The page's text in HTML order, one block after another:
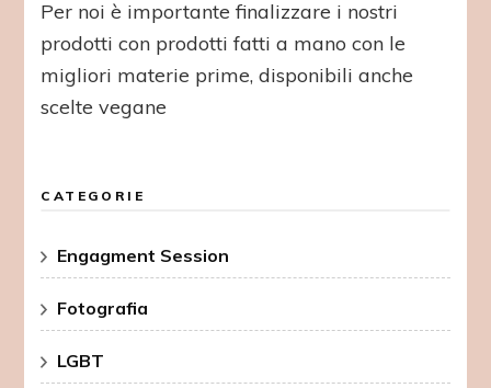
Per noi è importante finalizzare i nostri
prodotti con prodotti fatti a mano con le
migliori materie prime, disponibili anche
scelte vegane
CATEGORIE
Engagment Session
Fotografia
LGBT